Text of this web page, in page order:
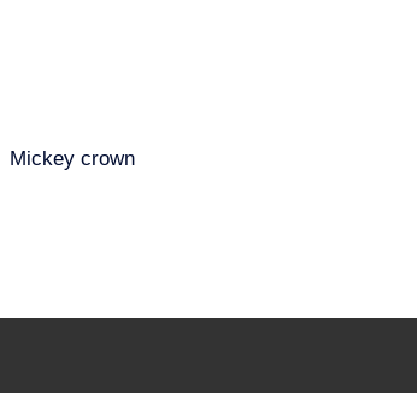
Mickey crown